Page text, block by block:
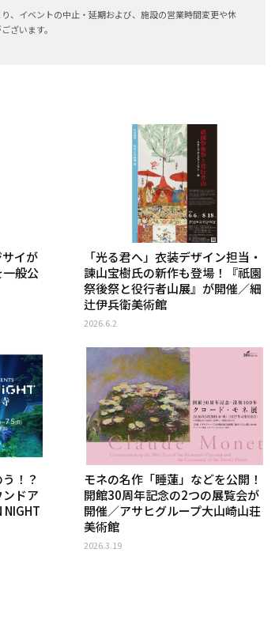
、イベントの中止・延期および、施設の営業時間変更や休
ざいます。
イが
一般公
「光る君へ」衣装デザイン担当・
諫山宝樹氏の新作も登場！『祇園
祭後祭と役行者山展』が開催／細
辻伊兵衛美術館
2026.6.2
！？
ドア
NIGHT
モネの名作「睡蓮」などを公開！
開館30周年記念の2つの展覧会が
開催／アサヒグループ大山崎山荘
美術館
2026.3.19